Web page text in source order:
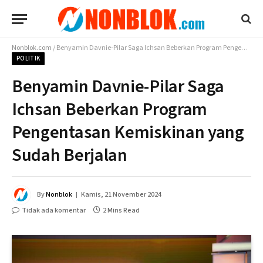
Nonblok.com/Benyamin Davnie-Pilar Saga Ichsan Beberkan Program Pengentasan Kemiskinan yang Sudah Berjalan
POLITIK
Benyamin Davnie-Pilar Saga
Ichsan Beberkan Program
Pengentasan Kemiskinan yang
Sudah Berjalan
ByNonblok
Kamis, 21 November 2024
Tidak ada komentar
2 Mins Read